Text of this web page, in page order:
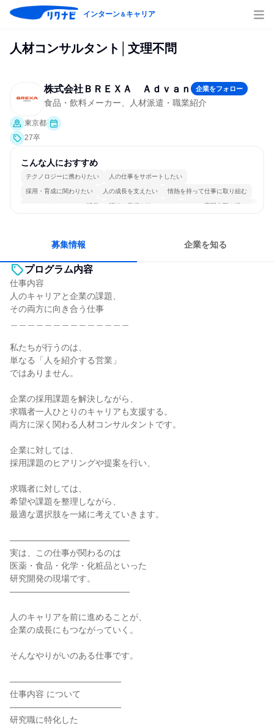
インターン＆キャリア
人材コンサルタント│文理不問
株式会社ＢＲＥＸＡ Ａｄｖａｎ 企業をフォロー
食品・飲料メーカー、人材派遣・職業紹介
東京都
27卒
こんな人におすすめ
テクノロジーに携わりたい 人の仕事をサポートしたい
採用・育成に関わりたい 人の成長を支えたい 情熱を持って仕事に取り組む
コミュニケーションが活発 明確な目標を追いかける 一つの専門分野を極める
募集情報 企業を知る
プログラム内容
仕事内容
人のキャリアと企業の課題、
その両方に向き合う仕事
私たちが行うのは、
単なる「人を紹介する営業」
ではありません。
企業の採用課題を解決しながら、
求職者一人ひとりのキャリアも支援する。
両方に深く関わる人材コンサルタントです。
企業に対しては、
採用課題のヒアリングや提案を行い、
求職者に対しては、
希望や課題を整理しながら、
最適な選択肢を一緒に考えていきます。
――――――――――――――
実は、この仕事が関わるのは
医薬・食品・化学・化粧品といった
研究開発の現場です。
――――――――――――――
人のキャリアを前に進めることが、
企業の成長にもつながっていく。
そんなやりがいのある仕事です。
―――――――――――――
仕事内容 について
―――――――――――――
研究職に特化した